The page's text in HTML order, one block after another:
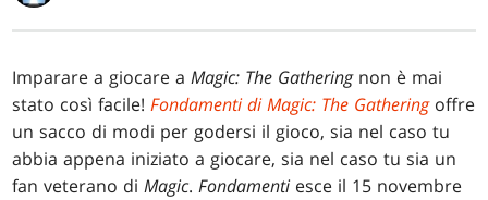
Imparare a giocare aMagic: The Gatheringnon è mai
stato così facile!Fondamenti di Magic: The Gatheringoffre
un sacco di modi per godersi il gioco, sia nel caso tu
abbia appena iniziato a giocare, sia nel caso tu sia un
fan veterano diMagic.Fondamenti esce il 15 novembre